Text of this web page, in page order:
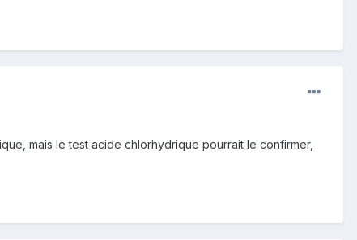
mais le test acide chlorhydrique pourrait le confirmer,